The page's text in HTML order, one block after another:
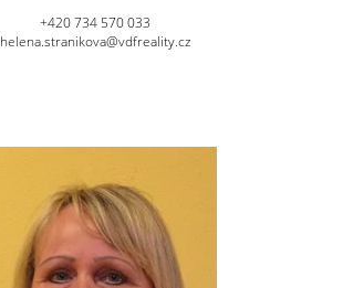
+420 734 570 033
helena.stranikova@vdfreality.cz